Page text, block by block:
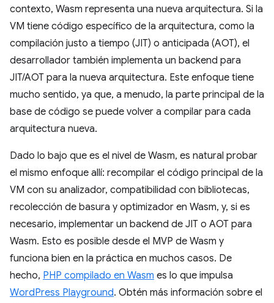
contexto, Wasm representa una nueva arquitectura. Si la
VM tiene código específico de la arquitectura, como la
compilación justo a tiempo (JIT) o anticipada (AOT), el
desarrollador también implementa un backend para
JIT/AOT para la nueva arquitectura. Este enfoque tiene
mucho sentido, ya que, a menudo, la parte principal de la
base de código se puede volver a compilar para cada
arquitectura nueva.
Dado lo bajo que es el nivel de Wasm, es natural probar
el mismo enfoque allí: recompilar el código principal de la
VM con su analizador, compatibilidad con bibliotecas,
recolección de basura y optimizador en Wasm, y, si es
necesario, implementar un backend de JIT o AOT para
Wasm. Esto es posible desde el MVP de Wasm y
funciona bien en la práctica en muchos casos. De
hecho, PHP compilado en Wasm es lo que impulsa
WordPress Playground. Obtén más información sobre el